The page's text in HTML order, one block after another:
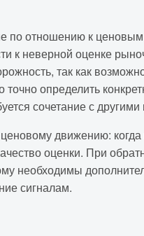
отношению к
к неверной оценке
так как
определить
сочетание с
движению:
оценки. При
необходимы
сигналам.